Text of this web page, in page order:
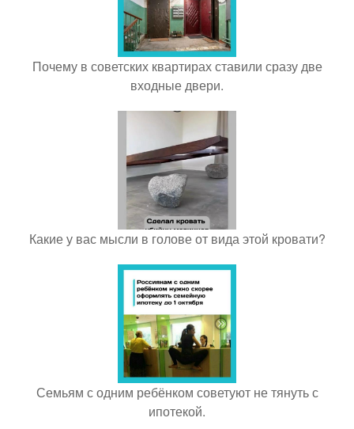
Почему в советских квартирах ставили сразу две
входные двери.
Какие у вас мысли в голове от вида этой кровати?
Семьям с одним ребёнком советуют не тянуть с
ипотекой.